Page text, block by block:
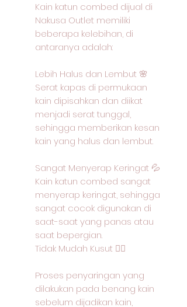
Kain katun combed dijual di
Nakusa Outlet memiliki
beberapa kelebihan, di
antaranya adalah:
Lebih Halus dan Lembut 🌸
Serat kapas di permukaan
kain dipisahkan dan diikat
menjadi serat tunggal,
sehingga memberikan kesan
kain yang halus dan lembut.
Sangat Menyerap Keringat 💦
Kain katun combed sangat
menyerap keringat, sehingga
sangat cocok digunakan di
saat-saat yang panas atau
saat bepergian.
Tidak Mudah Kusut 🙅‍♂️
Proses penyaringan yang
dilakukan pada benang kain
sebelum dijadikan kain,